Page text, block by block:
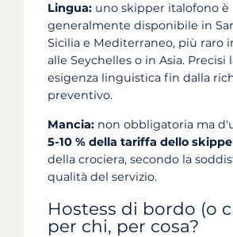
Lingua: uno skipper italofono è
generalmente disponibile in
Sicilia e Mediterraneo, più raro
alle Seychelles o in Asia. Precisi
esigenza linguistica fin dalla
preventivo.
Mancia: non obbligatoria ma
5-10 % della tariffa dello
della crociera, secondo la
qualità del servizio.
Hostess di bordo (o
per chi, per cosa?